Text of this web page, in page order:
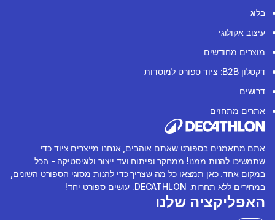
בלוג
עיצוב אקולוגי
מוצרים מחודשים
דקטלון B2B: ציוד ספורט למוסדות
דרושים
אתרים מתחזים
אתם מתאמנים בספורט שאתם אוהבים, אנחנו מייצרים ציוד כדי
שתמשיכו להנות ממנו! ממחקר ופיתוח ועד ייצור ולוגיסטיקה - הכל
במקום אחד. כאן תמצאו כל מה שצריך כדי להנות מסוגי הספורט השונים,
במחירים ללא תחרות. DECATHLON. עושים ספורט יחד!
האפליקציה שלנו